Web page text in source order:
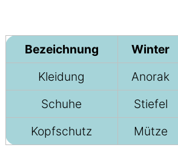
Bezeichnung Winter
Kleidung
Anorak
Schuhe
Stiefel
Kopfschutz
Mütze